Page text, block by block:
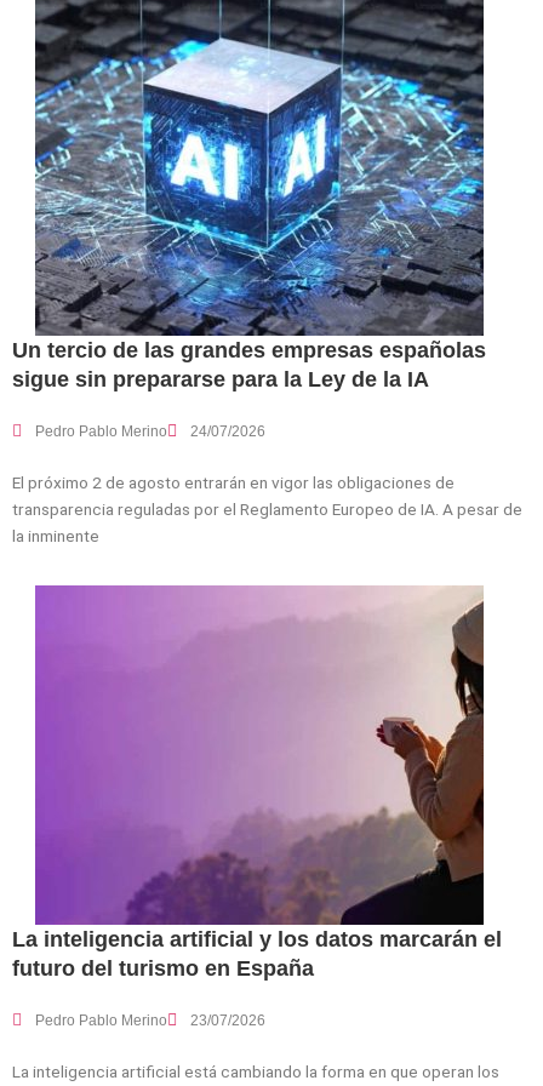
Un tercio de las grandes empresas españolas
sigue sin prepararse para la Ley de la IA
Pedro Pablo Merino 24/07/2026
El próximo 2 de agosto entrarán en vigor las obligaciones de
transparencia reguladas por el Reglamento Europeo de IA. A pesar de
la inminente
La inteligencia artificial y los datos marcarán el
futuro del turismo en España
Pedro Pablo Merino 23/07/2026
La inteligencia artificial está cambiando la forma en que operan los